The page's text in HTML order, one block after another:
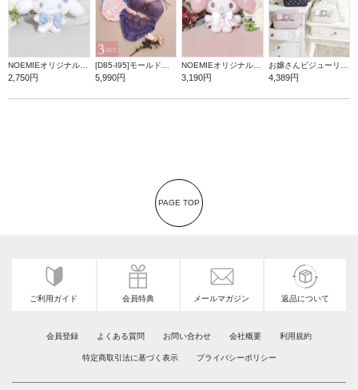
2,750円 5,990円 3,190円 4,389円
PAGE TOP
ご利用ガイド 会員特典 メールマガジン 返品について
会員登録 よくある質問 お問い合わせ 会社概要 利用規約
特定商取引法に基づく表示 プライバシーポリシー